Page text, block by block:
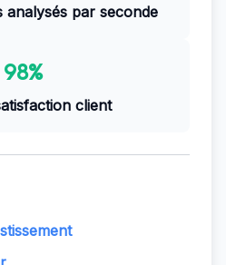
analysés par seconde
98%
client